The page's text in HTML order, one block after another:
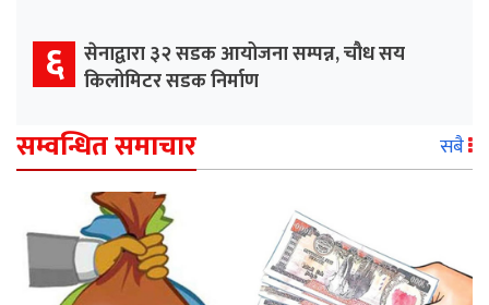
६ सेनाद्वारा ३२ सडक आयोजना सम्पन्न, चौध सय
किलोमिटर सडक निर्माण
सम्वन्धित समाचार सबै